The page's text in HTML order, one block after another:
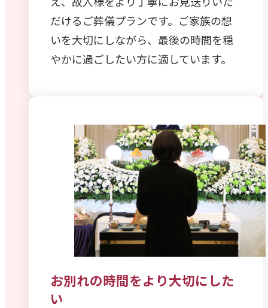
だけるご葬儀プランです。ご家族の想
いを大切にしながら、最後の時間を穏
やかに過ごしたい方に適しています。
お別れの時間をより大切にした
い